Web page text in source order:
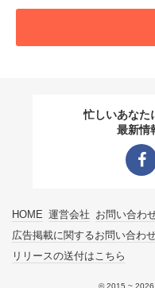
忙しいあなた
最新情
HOME 運営会社 お問い合わ
広告掲載に関するお問い合わ
リリースの送付はこちら
© 2015 ~ 2026